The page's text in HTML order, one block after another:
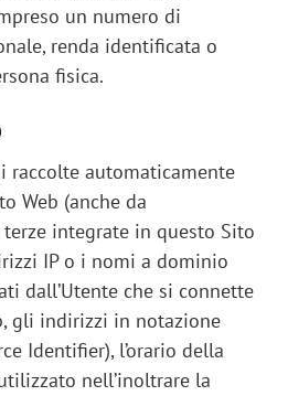
un numero di
renda identificata o
fisica.
raccolte automaticamente
Web (anche da
integrate in questo Sito
IP o i nomi a dominio
dall’Utente che si connette
gli indirizzi in notazione
Identifier), l’orario della
nell’inoltrare la